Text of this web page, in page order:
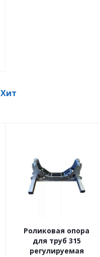
Хит
Роликовая опора
для труб 315
регулируемая